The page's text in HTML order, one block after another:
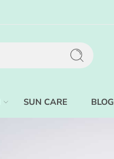
SUN CARE BLOG